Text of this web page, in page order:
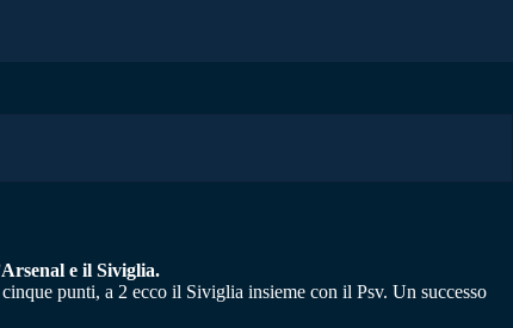
e il Siviglia.
punti, a 2 ecco il Siviglia insieme con il Psv. Un successo